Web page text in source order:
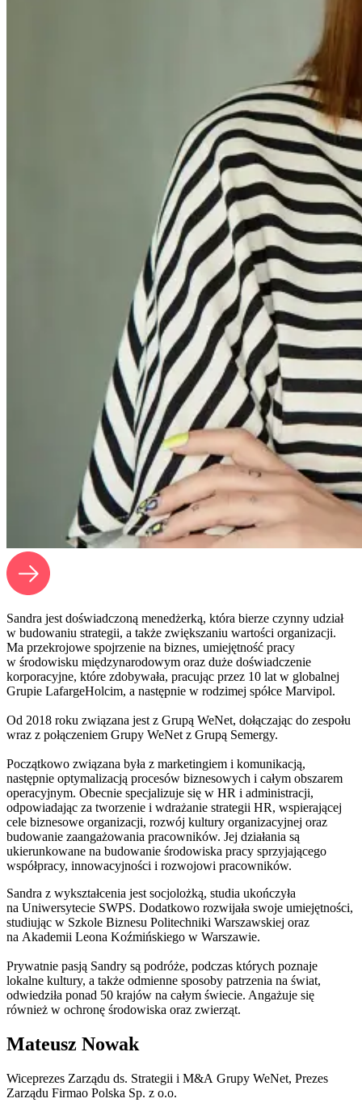
Sandra jest doświadczoną menedżerką, która bierze czynny udział
w budowaniu strategii, a także zwiększaniu wartości organizacji.
Ma przekrojowe spojrzenie na biznes, umiejętność pracy
w środowisku międzynarodowym oraz duże doświadczenie
korporacyjne, które zdobywała, pracując przez 10 lat w globalnej
Grupie LafargeHolcim, a następnie w rodzimej spółce Marvipol.
Od 2018 roku związana jest z Grupą WeNet, dołączając do zespołu
wraz z połączeniem Grupy WeNet z Grupą Semergy.
Początkowo związana była z marketingiem i komunikacją,
następnie optymalizacją procesów biznesowych i całym obszarem
operacyjnym. Obecnie specjalizuje się w HR i administracji,
odpowiadając za tworzenie i wdrażanie strategii HR, wspierającej
cele biznesowe organizacji, rozwój kultury organizacyjnej oraz
budowanie zaangażowania pracowników. Jej działania są
ukierunkowane na budowanie środowiska pracy sprzyjającego
współpracy, innowacyjności i rozwojowi pracowników.
Sandra z wykształcenia jest socjolożką, studia ukończyła
na Uniwersytecie SWPS. Dodatkowo rozwijała swoje umiejętności,
studiując w Szkole Biznesu Politechniki Warszawskiej oraz
na Akademii Leona Koźmińskiego w Warszawie.
Prywatnie pasją Sandry są podróże, podczas których poznaje
lokalne kultury, a także odmienne sposoby patrzenia na świat,
odwiedziła ponad 50 krajów na całym świecie. Angażuje się
również w ochronę środowiska oraz zwierząt.
Mateusz Nowak
Wiceprezes Zarządu ds. Strategii i M&A Grupy WeNet, Prezes
Zarządu Firmao Polska Sp. z o.o.